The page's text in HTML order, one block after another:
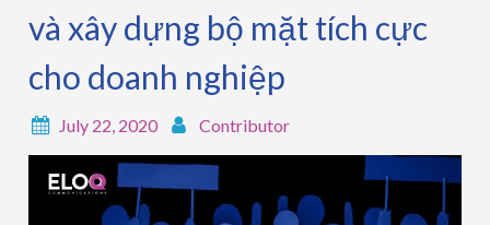
và xây dựng bộ mặt tích cực
cho doanh nghiệp
July 22, 2020 Contributor